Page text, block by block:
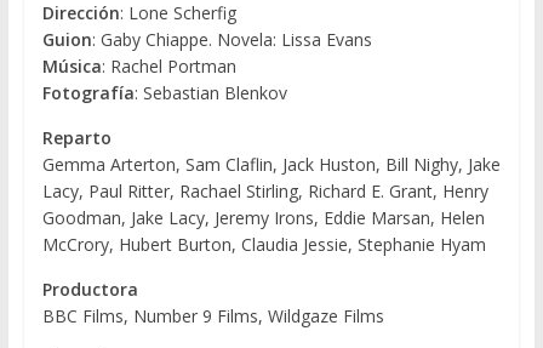
Dirección: Lone Scherfig
Guion: Gaby Chiappe. Novela: Lissa Evans
Música: Rachel Portman
Fotografía: Sebastian Blenkov
Reparto
Gemma Arterton, Sam Claflin, Jack Huston, Bill Nighy, Jake
Lacy, Paul Ritter, Rachael Stirling, Richard E. Grant, Henry
Goodman, Jake Lacy, Jeremy Irons, Eddie Marsan, Helen
McCrory, Hubert Burton, Claudia Jessie, Stephanie Hyam
Productora
BBC Films, Number 9 Films, Wildgaze Films